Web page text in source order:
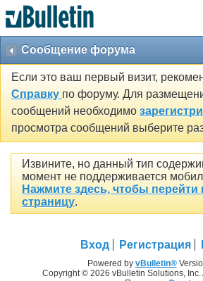
Сообщение форума
Если это ваш первый визит,
Справку по форуму. Для
сообщений необходимо
просмотра сообщений выберите
Извините, но данный тип
момент не поддерживается
Нажмите здесь, чтобы перейти
страницу.
Вход Регистрация
Powered by vBulletin®
Copyright © 2026 vBulletin Solutions, Inc.